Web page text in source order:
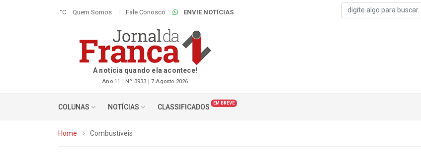
°C Quem Somos Fale Conosco ENVIE NOTÍCIAS
A notícia quando ela acontece!
Ano 11 | Nº 3933 | 7 Agosto 2026
COLUNAS NOTÍCIAS CLASSIFICADOS EM BREVE
Home Combustíveis